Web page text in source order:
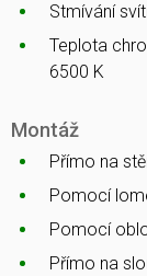
Stmívání
Teplota
6500 K
Montáž
Přímo na
Pomocí
Pomocí
Přímo na